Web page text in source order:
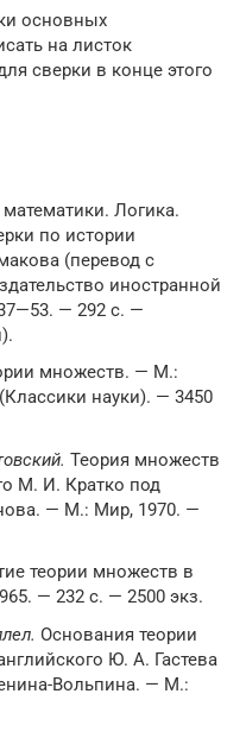
основных
на листок
сверки в конце этого
Логика.
по истории
(перевод с
иностранной
— 292 с. —
множеств. — М.:
науки). — 3450
Теория множеств
М. И. Кратко под
— М.: Мир, 1970. —
теории множеств в
— 232 с. — 2500 экз.
Основания теории
Ю. А. Гастева
Вольпина. — М.: